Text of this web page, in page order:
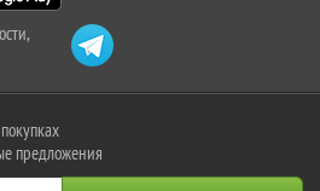
предложения